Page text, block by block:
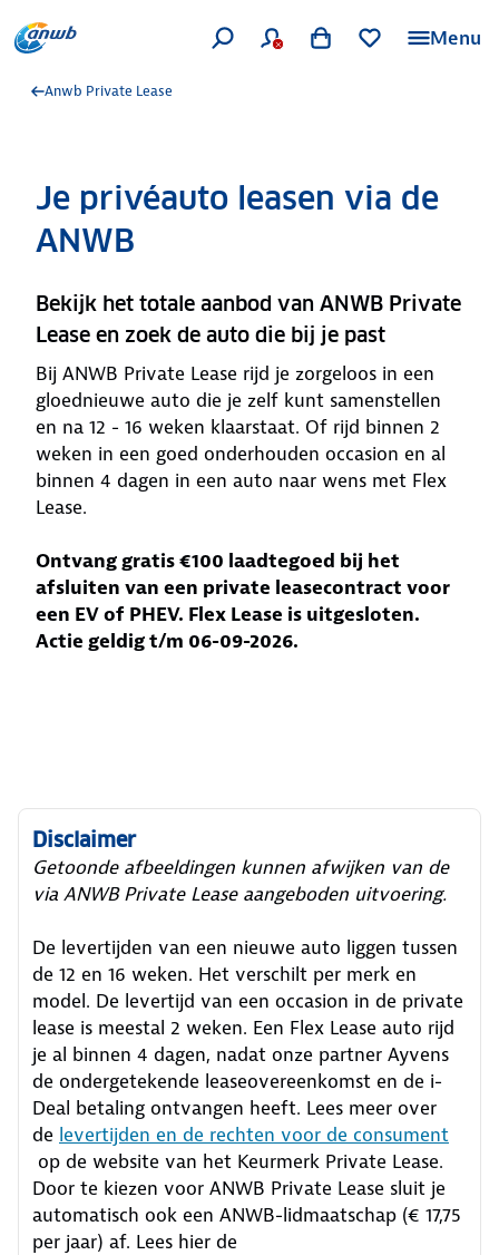
Menu
Anwb Private Lease
Je privéauto leasen via de
ANWB
Bekijk het totale aanbod van ANWB Private
Lease en zoek de auto die bij je past
Bij ANWB Private Lease rijd je zorgeloos in een
gloednieuwe auto die je zelf kunt samenstellen
en na 12 - 16 weken klaarstaat. Of rijd binnen 2
weken in een goed onderhouden occasion en al
binnen 4 dagen in een auto naar wens met Flex
Lease.
Ontvang gratis €100 laadtegoed bij het
afsluiten van een private leasecontract voor
een EV of PHEV. Flex Lease is uitgesloten.
Actie geldig t/m 06-09-2026.
Disclaimer
Getoonde afbeeldingen kunnen afwijken van de
via ANWB Private Lease aangeboden uitvoering.
De levertijden van een nieuwe auto liggen tussen
de 12 en 16 weken. Het verschilt per merk en
model. De levertijd van een occasion in de private
lease is meestal 2 weken. Een Flex Lease auto rijd
je al binnen 4 dagen, nadat onze partner Ayvens
de ondergetekende leaseovereenkomst en de i-
Deal betaling ontvangen heeft. Lees meer over
de levertijden en de rechten voor de consument
op de website van het Keurmerk Private Lease.
Door te kiezen voor ANWB Private Lease sluit je
automatisch ook een ANWB-lidmaatschap (€ 17,75
per jaar) af. Lees hier de